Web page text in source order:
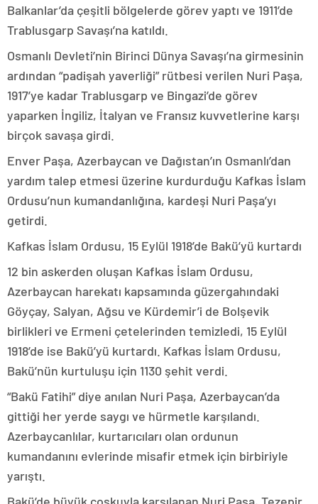
Balkanlar’da çeşitli bölgelerde görev yaptı ve 1911’de
Trablusgarp Savaşı’na katıldı.
Osmanlı Devleti’nin Birinci Dünya Savaşı’na girmesinin
ardından “padişah yaverliği” rütbesi verilen Nuri Paşa,
1917’ye kadar Trablusgarp ve Bingazi’de görev
yaparken İngiliz, İtalyan ve Fransız kuvvetlerine karşı
birçok savaşa girdi.
Enver Paşa, Azerbaycan ve Dağıstan’ın Osmanlı’dan
yardım talep etmesi üzerine kurdurduğu Kafkas İslam
Ordusu’nun kumandanlığına, kardeşi Nuri Paşa’yı
getirdi.
Kafkas İslam Ordusu, 15 Eylül 1918’de Bakü’yü kurtardı
12 bin askerden oluşan Kafkas İslam Ordusu,
Azerbaycan harekatı kapsamında güzergahındaki
Göyçay, Salyan, Ağsu ve Kürdemir’i de Bolşevik
birlikleri ve Ermeni çetelerinden temizledi, 15 Eylül
1918’de ise Bakü’yü kurtardı. Kafkas İslam Ordusu,
Bakü’nün kurtuluşu için 1130 şehit verdi.
“Bakü Fatihi” diye anılan Nuri Paşa, Azerbaycan’da
gittiği her yerde saygı ve hürmetle karşılandı.
Azerbaycanlılar, kurtarıcıları olan ordunun
kumandanını evlerinde misafir etmek için birbiriyle
yarıştı.